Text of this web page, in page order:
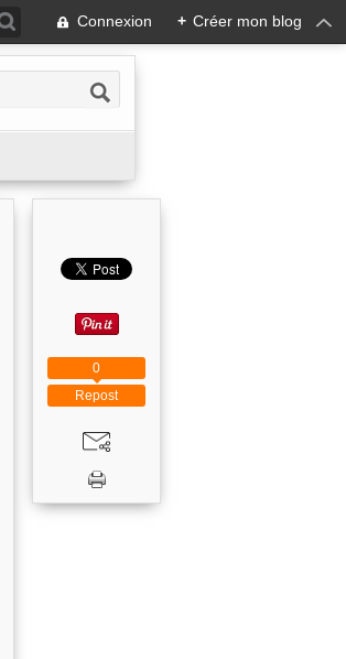
Connexion + Créer mon blog
Repost
0